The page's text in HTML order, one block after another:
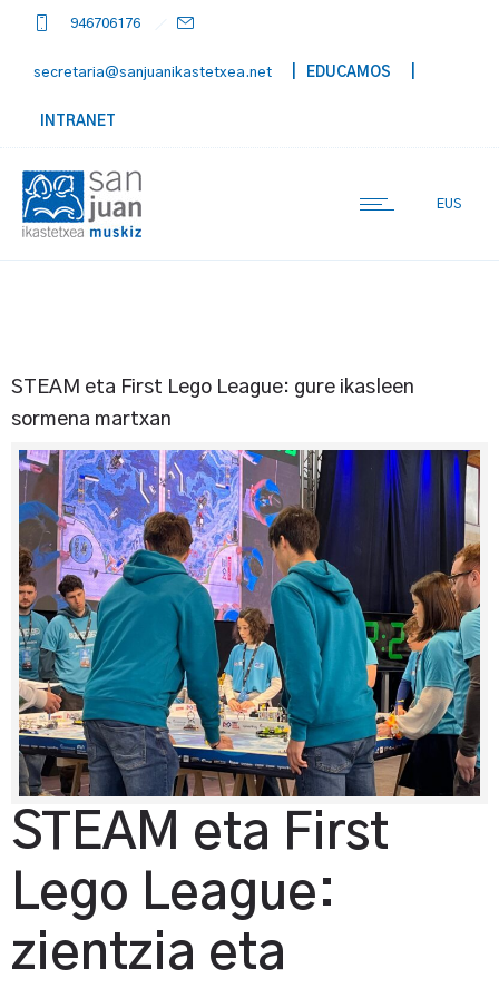
946706176
secretaria@sanjuanikastetxea.net | EDUCAMOS
INTRANET
EUS
STEAM eta First Lego League: gure ikasleen
sormena martxan
STEAM eta First
Lego League:
zientzia eta